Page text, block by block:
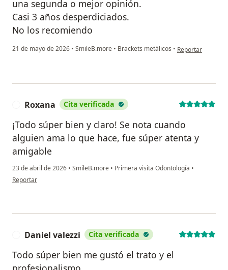
una segunda o mejor opinión.
Casi 3 años desperdiciados.
No los recomiendo
21 de mayo de 2026 • SmileB.more • Brackets metálicos • en opinión del
Reportar
Roxana Cita verificada
¡Todo súper bien y claro! Se nota cuando
alguien ama lo que hace, fue súper atenta y
amigable
23 de abril de 2026 • SmileB.more • Primera visita Odontología •
en opinión del usuario Roxana
Reportar
Daniel valezzi Cita verificada
Todo súper bien me gustó el trato y el